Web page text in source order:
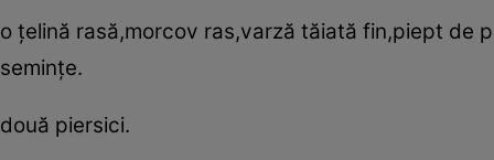
o ţelină rasă,morcov ras,varză tăiată fin,piept de
seminţe.
două piersici.